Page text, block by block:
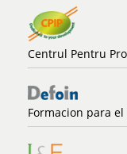
Centrul Pentru
Formacion para